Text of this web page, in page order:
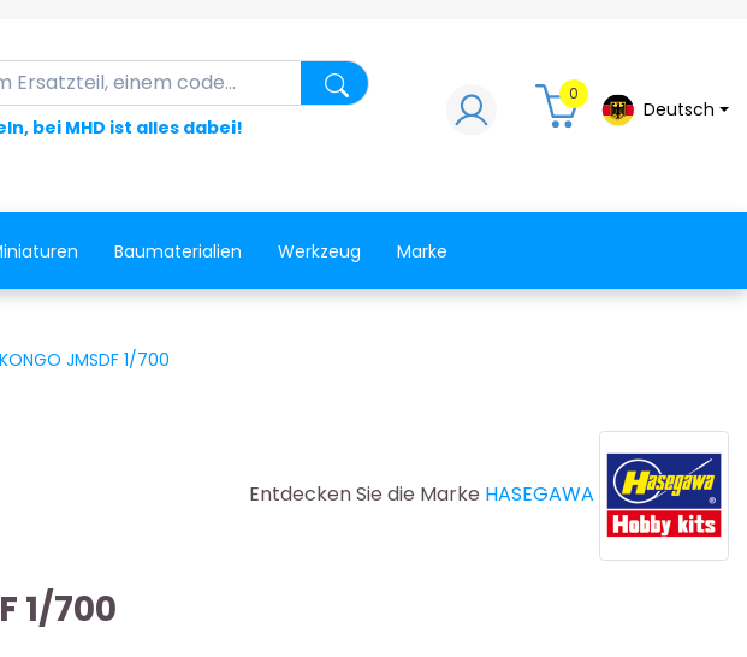
einem code... Suche nach einem Produkt, einem
bei MHD ist alles dabei!
0
Deutsch
Baumaterialien Werkzeug Marke
JMSDF 1/700
Entdecken Sie die Marke HASEGAWA
1/700